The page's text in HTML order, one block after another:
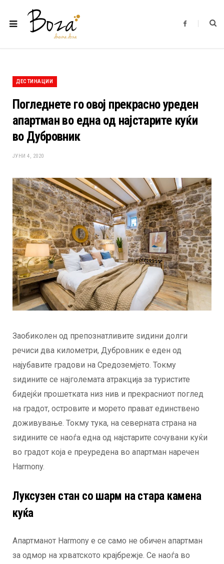
F
b
ДЕСТИНАЦИИ
Погледнете го овој прекрасно уреден
апартман во една од најстарите куќи
во Дубровник
ЈУНИ 4, 2020
Заобиколен од препознатливите ѕидини долги
речиси два километри, Дубровник е еден од
најубавите градови на Средоземјето. Токму
ѕидините се најголемата атракција за туристите
бидејќи прошетката низ нив и прекрасниот поглед
на градот, островите и морето прават единствено
доживување. Токму тука, на северната страна на
ѕидините се наоѓа една од најстарите сочувани куќи
во градот која е преуредена во апартман наречен
Harmony.
Луксузен стан со шарм на стара камена
куќа
Апартманот Harmony е се само не обичен апартман
за одмор на хрватското крајбрежје. Се наоѓа во